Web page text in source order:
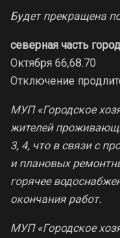
Будет прекращена
северная часть
Октября 66,68.70
Отключение
МУП «Городское
жителей
3, 4, что в связи с
и плановых
горячее
окончания работ.
МУП «Городское